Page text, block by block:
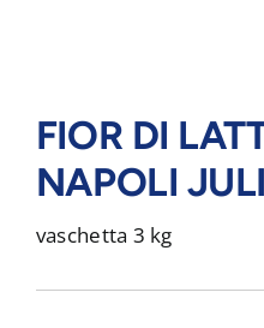
FIOR DI
NAPOLI
vaschetta 3 kg